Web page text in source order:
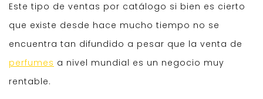
Este tipo de ventas por catálogo si bien es cierto
que existe desde hace mucho tiempo no se
encuentra tan difundido a pesar que la venta de
perfumes a nivel mundial es un negocio muy
rentable.